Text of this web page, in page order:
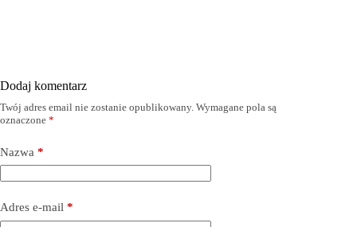
Dodaj komentarz
Twój adres email nie zostanie opublikowany. Wymagane pola są
oznaczone *
Nazwa *
Adres e-mail *